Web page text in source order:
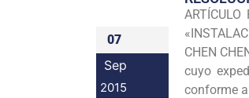
07
Sep
2015
CHEN
cuyo
conforme